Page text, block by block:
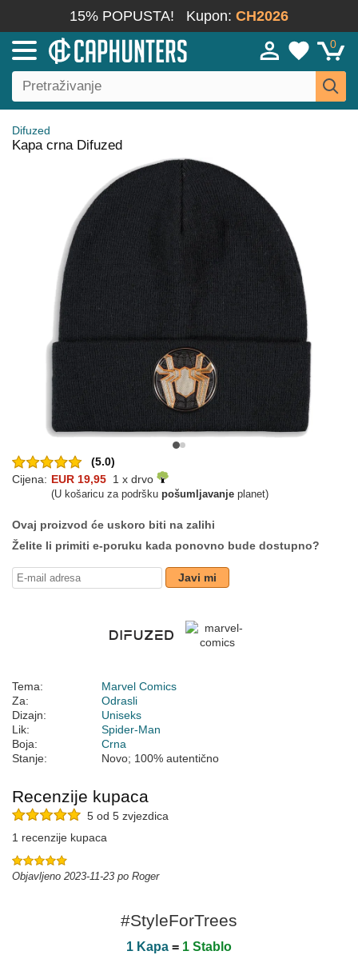
15% POPUSTA! Kupon: CH2026
0
Difuzed
Kapa crna Difuzed
(5.0)
Cijena: EUR 19,95 1 x drvo
(U košaricu za podršku pošumljavanje planet)
Ovaj proizvod će uskoro biti na zalihi
Želite li primiti e-poruku kada ponovno bude dostupno?
Javi mi
Tema:
Marvel Comics
Za:
Odrasli
Dizajn:
Uniseks
Lik:
Spider-Man
Boja:
Crna
Stanje:
Novo; 100% autentično
Recenzije kupaca
5 od 5 zvjezdica
1 recenzije kupaca
Objavljeno 2023-11-23 po Roger
#StyleForTrees
1 Kapa = 1 Stablo